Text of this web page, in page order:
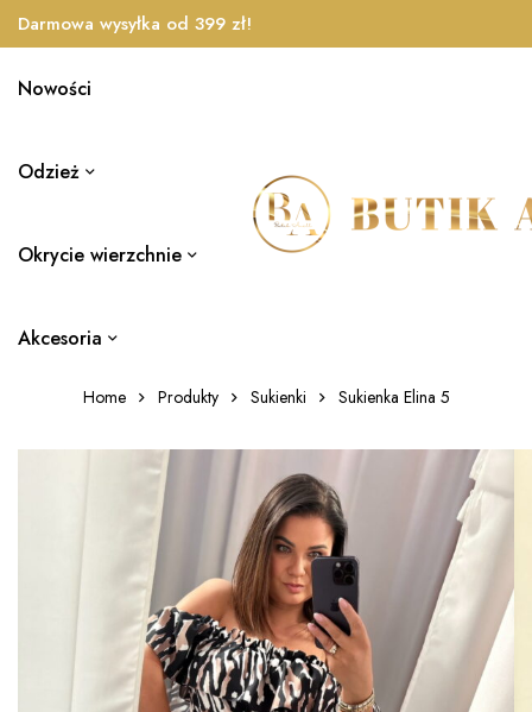
Darmowa wysyłka od 399 zł!
Nowości
Odzież
Okrycie wierzchnie
Akcesoria
Home Produkty Sukienki Sukienka Elina 5